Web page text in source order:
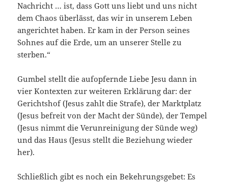
Nachricht … ist, dass Gott uns liebt und uns nicht
dem Chaos überlässt, das wir in unserem Leben
angerichtet haben. Er kam in der Person seines
Sohnes auf die Erde, um an unserer Stelle zu
sterben.“
Gumbel stellt die aufopfernde Liebe Jesu dann in
vier Kontexten zur weiteren Erklärung dar: der
Gerichtshof (Jesus zahlt die Strafe), der Marktplatz
(Jesus befreit von der Macht der Sünde), der Tempel
(Jesus nimmt die Verunreinigung der Sünde weg)
und das Haus (Jesus stellt die Beziehung wieder
her).
Schließlich gibt es noch ein Bekehrungsgebet: Es